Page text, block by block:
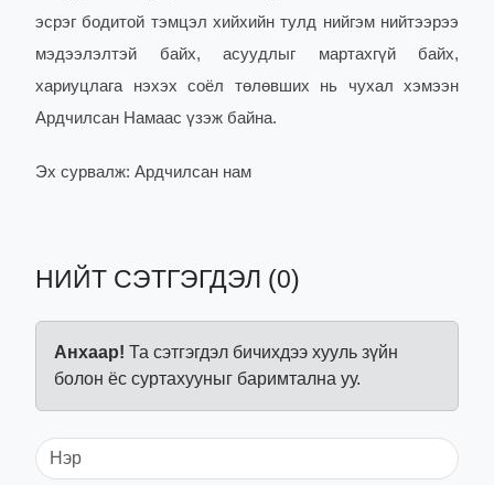
эсрэг бодитой тэмцэл хийхийн тулд нийгэм нийтээрээ
мэдээлэлтэй байх, асуудлыг мартахгүй байх,
хариуцлага нэхэх соёл төлөвших нь чухал хэмээн
Ардчилсан Намаас үзэж байна.
Эх сурвалж: Ардчилсан нам
НИЙТ СЭТГЭГДЭЛ (0)
Анхаар! Та сэтгэгдэл бичихдээ хууль зүйн
болон ёс суртахууныг баримтална уу.